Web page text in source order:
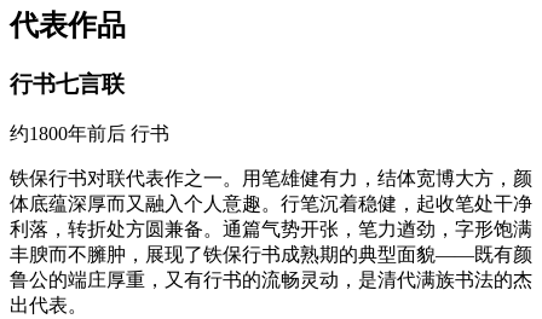
代表作品
行书七言联
约1800年前后 行书
铁保行书对联代表作之一。用笔雄健有力，结体宽博大方，颜
体底蕴深厚而又融入个人意趣。行笔沉着稳健，起收笔处干净
利落，转折处方圆兼备。通篇气势开张，笔力遒劲，字形饱满
丰腴而不臃肿，展现了铁保行书成熟期的典型面貌——既有颜
鲁公的端庄厚重，又有行书的流畅灵动，是清代满族书法的杰
出代表。